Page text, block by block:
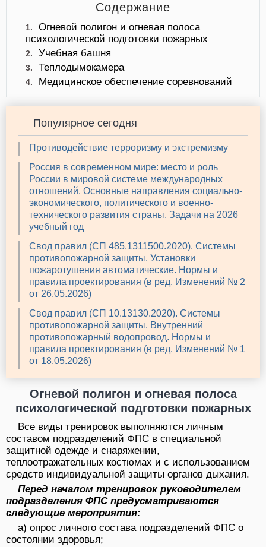
Содержание
1.
Огневой полигон и огневая полоса
психологической подготовки пожарных
2. Учебная башня
3. Теплодымокамера
4. Медицинское обеспечение соревнований
Популярное сегодня
Противодействие терроризму и экстремизму
Россия в современном мире: место и роль
России в мировой системе международных
отношений. Основные направления социально-
экономического, политического и военно-
технического развития страны. Задачи на 2026
учебный год
Свод правил (СП 485.1311500.2020). Системы
противопожарной защиты. Установки
пожаротушения автоматические. Нормы и
правила проектирования (в ред. Изменений № 2
от 26.05.2026)
Свод правил (СП 10.13130.2020). Системы
противопожарной защиты. Внутренний
противопожарный водопровод. Нормы и
правила проектирования (в ред. Изменений № 1
от 18.05.2026)
Огневой полигон и огневая полоса
психологической подготовки пожарных
Все виды тренировок выполняются личным
составом подразделений ФПС в специальной
защитной одежде и снаряжении,
теплоотражательных костюмах и с использованием
средств индивидуальной защиты органов дыхания.
Перед началом тренировок руководителем
подразделения ФПС предусматриваются
следующие мероприятия:
а) опрос личного состава подразделений ФПС о
состоянии здоровья;